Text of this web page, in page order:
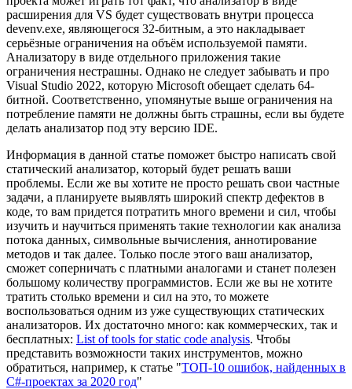
расширения для VS будет существовать внутри процесса
devenv.exe, являющегося 32-битным, а это накладывает
серьёзные ограничения на объём используемой памяти.
Анализатору в виде отдельного приложения такие
ограничения нестрашны. Однако не следует забывать и про
Visual Studio 2022, которую Microsoft обещает сделать 64-
битной. Соответственно, упомянутые выше ограничения на
потребление памяти не должны быть страшны, если вы будете
делать анализатор под эту версию IDE.
Информация в данной статье поможет быстро написать свой
статический анализатор, который будет решать ваши
проблемы. Если же вы хотите не просто решать свои частные
задачи, а планируете выявлять широкий спектр дефектов в
коде, то вам придется потратить много времени и сил, чтобы
изучить и научиться применять такие технологии как анализа
потока данных, символьные вычисления, аннотирование
методов и так далее. Только после этого ваш анализатор,
сможет соперничать с платными аналогами и станет полезен
большому количеству программистов. Если же вы не хотите
тратить столько времени и сил на это, то можете
воспользоваться одним из уже существующих статических
анализаторов. Их достаточно много: как коммерческих, так и
бесплатных: List of tools for static code analysis. Чтобы
представить возможности таких инструментов, можно
обратиться, например, к статье "ТОП-10 ошибок, найденных в
C#-проектах за 2020 год"